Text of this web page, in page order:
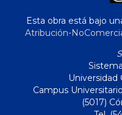
Esta obra está bajo
Atribución-
Universidad
Campus
(5017)